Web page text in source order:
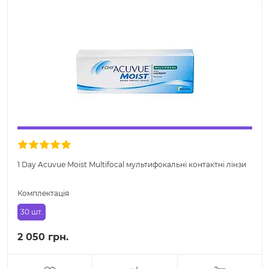
1 Day Acuvue Moist Multifocal мультифокальні контактні лінзи
Комплектація
30 шт.
2 050 грн.